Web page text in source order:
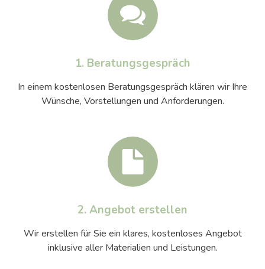
1. Beratungsgespräch
In einem kostenlosen Beratungsgespräch klären wir Ihre
Wünsche, Vorstellungen und Anforderungen.
2. Angebot erstellen
Wir erstellen für Sie ein klares, kostenloses Angebot
inklusive aller Materialien und Leistungen.